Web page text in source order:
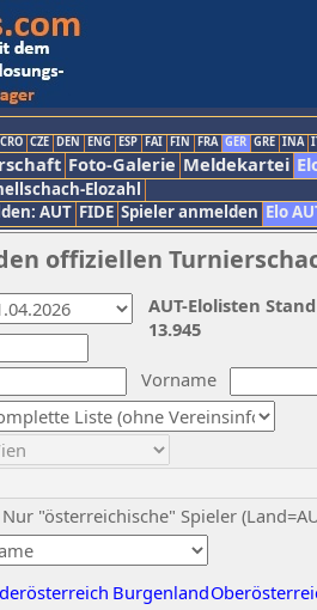
CRO CZE DEN ENG ESP FAI FIN FRA GER GRE INA
Foto-Galerie Meldekartei
Elozahl
AUT FIDE Spieler anmelden Elo
offiziellen
Vorname
Nur "österreichische" Spieler
Burgenland
AUT-Elolisten
13.945